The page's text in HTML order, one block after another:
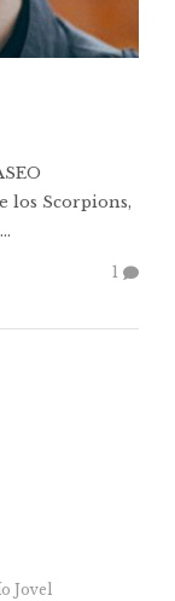
los Scorpions,
1
Jovel